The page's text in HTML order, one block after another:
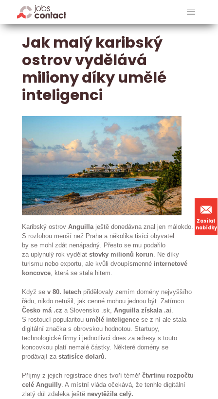
Zasílat
nabídky
Jak malý karibský
ostrov vydělává
miliony díky umělé
inteligenci
Karibský ostrovAnguillaještě donedávna znal jen málokdo.
S rozlohou menší než Praha a několika tisíci obyvatel
by se mohl zdát nenápadný. Přesto se mu podařilo
za uplynulý rok vydělatstovky milionů korun. Ne díky
turismu nebo exportu, ale kvůli dvoupísmenné internetové
koncovce, která se stala hitem.
Když sev 80. letech přidělovaly zemím domény nejvyššího
řádu, nikdo netušil, jak cenné mohou jednou být. Zatímco
Česko má .cz a Slovensko .sk,Anguilla získala .ai.
S rostoucí popularitouumělé inteligence se z ní ale stala
digitální značka s obrovskou hodnotou. Startupy,
technologické firmy i jednotlivci dnes za adresy s touto
koncovkou platí nemalé částky. Některé domény se
prodávají zastatisíce dolarů.
Příjmy z jejich registrace dnes tvoří téměřčtvrtinu rozpočtu
celé Anguilly. A místní vláda očekává, že tenhle digitální
zlatý důl zdaleka ještě nevytěžila celý.